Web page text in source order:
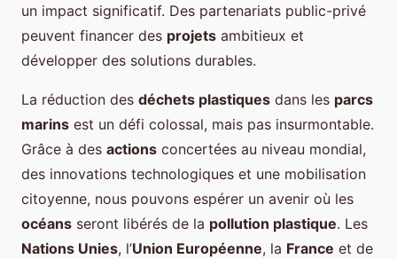
un impact significatif. Des partenariats public-privé
peuvent financer des projets ambitieux et
développer des solutions durables.
La réduction des déchets plastiques dans les parcs
marins est un défi colossal, mais pas insurmontable.
Grâce à des actions concertées au niveau mondial,
des innovations technologiques et une mobilisation
citoyenne, nous pouvons espérer un avenir où les
océans seront libérés de la pollution plastique. Les
Nations Unies, l’Union Européenne, la France et de